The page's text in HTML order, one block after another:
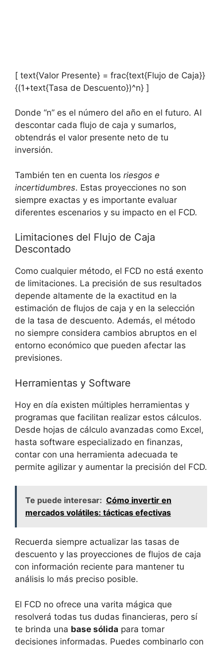
[ text{Valor Presente} = frac{text{Flujo de Caja}}
{(1+text{Tasa de Descuento})^n} ]
Donde “n” es el número del año en el futuro. Al
descontar cada flujo de caja y sumarlos,
obtendrás el valor presente neto de tu
inversión.
También ten en cuenta los riesgos e
incertidumbres. Estas proyecciones no son
siempre exactas y es importante evaluar
diferentes escenarios y su impacto en el FCD.
Limitaciones del Flujo de Caja
Descontado
Como cualquier método, el FCD no está exento
de limitaciones. La precisión de sus resultados
depende altamente de la exactitud en la
estimación de flujos de caja y en la selección
de la tasa de descuento. Además, el método
no siempre considera cambios abruptos en el
entorno económico que pueden afectar las
previsiones.
Herramientas y Software
Hoy en día existen múltiples herramientas y
programas que facilitan realizar estos cálculos.
Desde hojas de cálculo avanzadas como Excel,
hasta software especializado en finanzas,
contar con una herramienta adecuada te
permite agilizar y aumentar la precisión del FCD.
Te puede interesar: Cómo invertir en
mercados volátiles: tácticas efectivas
Recuerda siempre actualizar las tasas de
descuento y las proyecciones de flujos de caja
con información reciente para mantener tu
análisis lo más preciso posible.
El FCD no ofrece una varita mágica que
resolverá todas tus dudas financieras, pero sí
te brinda una base sólida para tomar
decisiones informadas. Puedes combinarlo con